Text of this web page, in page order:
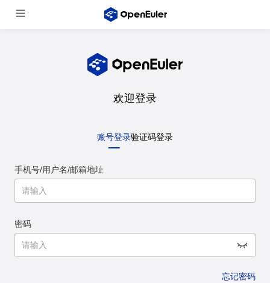
欢迎登录
账号登录验证码登录
手机号/用户名/邮箱地址
密码
忘记密码